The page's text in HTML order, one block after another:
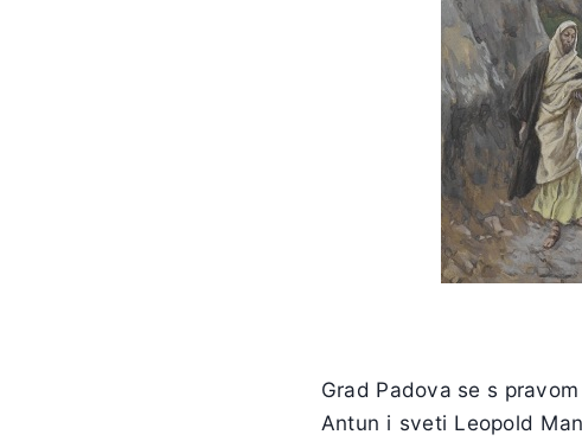
Grad Padova se s
Antun i sveti Leopold